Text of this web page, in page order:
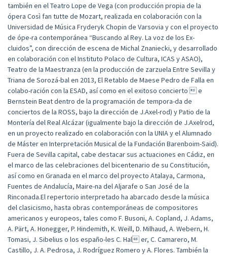
también en el Teatro Lope de Vega (con producción propia de la
ópera Così fan tutte de Mozart, realizada en colaboración con la
Universidad de Música Fryderyk Chopin de Varsovia y con el proyecto
de ópe-ra contemporánea “Buscando al Rey. La voz de los Ex-
cluidos”, con dirección de escena de Michal Znaniecki, y desarrollado
en colaboración con el Instituto Polaco de Cultura, ICAS y ASAO),
Teatro de la Maestranza (en la producción de zarzuela Entre Sevilla y
Triana de Sorozá-bal en 2013, El Retablo de Maese Pedro de Falla en
colabo-ración con la ESAD, así como en el exitoso concierto  e
Bernstein Beat dentro de la programación de tempora-da de
conciertos de la ROSS, bajo la dirección de J.Axel-rod) y Patio de la
Montería del Real Alcázar (igualmente bajo la dirección de J.Axelrod,
en un proyecto realizado en colaboración con la UNIA y el Alumnado
de Máster en Interpretación Musical de la Fundación Barenboim-Said).
Fuera de Sevilla capital, cabe destacar sus actuaciones en Cádiz, en
el marco de las celebraciones del bicentenario de su Constitución,
así como en Granada en el marco del proyecto Atalaya, Carmona,
Fuentes de Andalucía, Maire-na del Aljarafe o San José de la
Rinconada.El repertorio interpretado ha abarcado desde la música
del clasicismo, hasta obras contemporáneas de compositores
americanos y europeos, tales como F. Busoni, A. Copland, J. Adams,
A. Pärt, A. Honegger, P. Hindemith, K. Weill, D. Milhaud, A. Webern, H.
Tomasi, J. Sibelius o los españo-les C. Hal er, C. Camarero, M.
Castillo, J. A. Pedrosa, J. Rodríguez Romero y A. Flores. También la